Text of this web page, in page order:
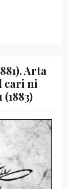
Arta
cari ni